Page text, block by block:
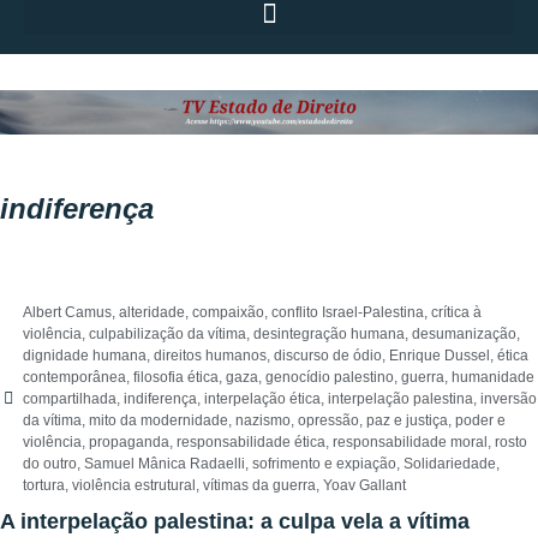
indiferença
Albert Camus, alteridade, compaixão, conflito Israel-Palestina, crítica à
violência, culpabilização da vítima, desintegração humana, desumanização,
dignidade humana, direitos humanos, discurso de ódio, Enrique Dussel , ética
contemporânea, filosofia ética, gaza, genocídio palestino, guerra, humanidade
compartilhada, indiferença, interpelação ética, interpelação palestina, inversão
da vítima, mito da modernidade, nazismo, opressão, paz e justiça, poder e
violência, propaganda, responsabilidade ética, responsabilidade moral , rosto
do outro, Samuel Mânica Radaelli, sofrimento e expiação, Solidariedade,
tortura, violência estrutural , vítimas da guerra, Yoav Gallant
A interpelação palestina: a culpa vela a vítima